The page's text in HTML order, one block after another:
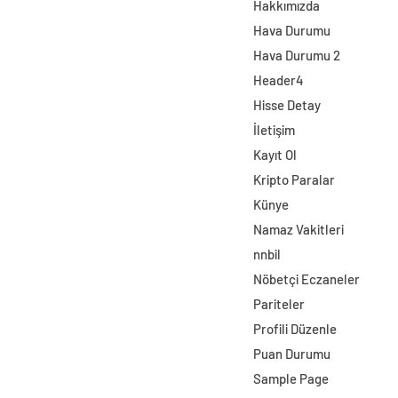
Hakkımızda
Hava Durumu
Hava Durumu 2
Header4
Hisse Detay
İletişim
Kayıt Ol
Kripto Paralar
Künye
Namaz Vakitleri
nnbil
Nöbetçi Eczaneler
Pariteler
Profili Düzenle
Puan Durumu
Sample Page